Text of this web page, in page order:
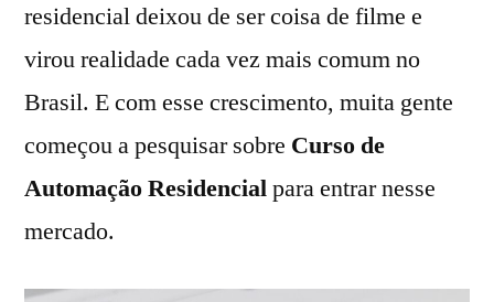
residencial deixou de ser coisa de filme e
virou realidade cada vez mais comum no
Brasil. E com esse crescimento, muita gente
começou a pesquisar sobre Curso de
Automação Residencialpara entrar nesse
mercado.